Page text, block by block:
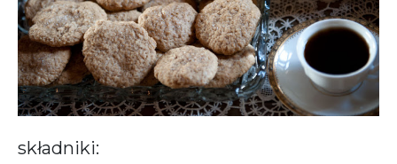
składniki: